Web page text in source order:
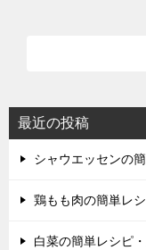
最近の投稿
シャウエッセンの
鶏もも肉の簡単レ
白菜の簡単レシピ